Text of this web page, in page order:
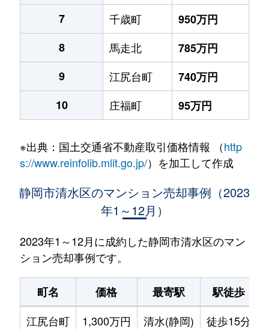
7
千歳町
950万円
8
馬走北
785万円
9
江尻台町
740万円
10
庄福町 95万円
※出典：国土交通省不動産取引価格情報 （http
s://www.reinfolib.mlit.go.jp/）を加工して作成
静岡市清水区のマンション売却事例（2023
年1～12月）
2023年1～12月に成約した静岡市清水区のマン
ション売却事例です。
町名 価格 最寄駅 駅徒歩
江尻台町
1,300万円 清水(静岡) 徒歩15分